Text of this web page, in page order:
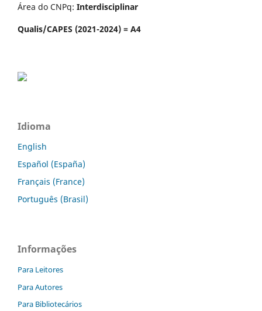
Área do CNPq: Interdisciplinar
Qualis/CAPES (2021-2024) = A4
Idioma
English
Español (España)
Français (France)
Português (Brasil)
Informações
Para Leitores
Para Autores
Para Bibliotecários